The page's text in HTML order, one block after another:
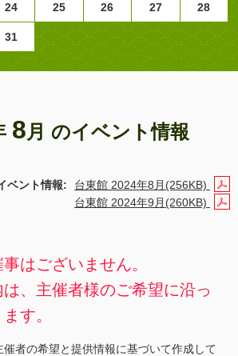
24 25 26 27 28
31
8月 のイベント情報
ベント情報:
台東館 2024年8月(256KB)
台東館 2024年9月(260KB)
はございません。
、主催者様のご希望に沿っ
す。
催者の希望と提供情報に基づいて作成して